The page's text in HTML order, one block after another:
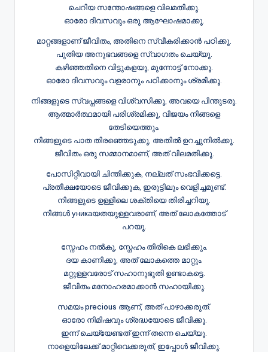
ചെറിയ സന്തോഷങ്ങളെ വിലമതിക്കൂ.
ഓരോ ദിവസവും ഒരു ആഘോഷമാക്കൂ.
മാറ്റങ്ങളാണ് ജീവിതം, അതിനെ സ്വീകരിക്കാൻ പഠിക്കൂ.
പുതിയ അനുഭവങ്ങളെ സ്വാഗതം ചെയ്യൂ.
കഴിഞ്ഞതിനെ വിട്ടുകളയൂ, മുന്നോട്ട് നോക്കൂ.
ഓരോ ദിവസവും വളരാനും പഠിക്കാനും ശ്രമിക്കൂ.
നിങ്ങളുടെ സ്വപ്നങ്ങളെ വിശ്വസിക്കൂ, അവയെ പിന്തുടരൂ.
ആത്മാർത്ഥമായി പരിശ്രമിക്കൂ, വിജയം നിങ്ങളെ
തേടിയെത്തും.
നിങ്ങളുടെ പാത തിരഞ്ഞെടുക്കൂ, അതിൽ ഉറച്ചുനിൽക്കൂ.
ജീവിതം ഒരു സമ്മാനമാണ്, അത് വിലമതിക്കൂ.
പോസിറ്റീവായി ചിന്തിക്കുക, നല്ലത് സംഭവിക്കട്ടെ.
പ്രതീക്ഷയോടെ ജീവിക്കുക, ഇരുട്ടിലും വെളിച്ചമുണ്ട്.
നിങ്ങളുടെ ഉള്ളിലെ ശക്തിയെ തിരിച്ചറിയൂ.
നിങ്ങൾ уникаയതയുള്ളവരാണ്, അത് ലോകത്തോട്
പറയൂ.
സ്നേഹം നൽകൂ, സ്നേഹം തിരികെ ലഭിക്കും.
ദയ കാണിക്കൂ, അത് ലോകത്തെ മാറ്റും.
മറ്റുള്ളവരോട് സഹാനുഭൂതി ഉണ്ടാകട്ടെ.
ജീവിതം മനോഹരമാക്കാൻ സഹായിക്കൂ.
സമയം precious ആണ്, അത് പാഴാക്കരുത്.
ഓരോ നിമിഷവും ശ്രദ്ധയോടെ ജീവിക്കൂ.
ഇന്ന് ചെയ്യേണ്ടത് ഇന്ന് തന്നെ ചെയ്യൂ.
നാളെയിലേക്ക് മാറ്റിവെക്കരുത്, ഇപ്പോൾ ജീവിക്കൂ.